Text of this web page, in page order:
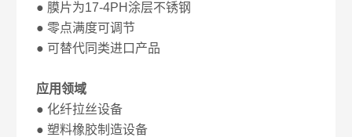
● 膜片为17-4PH涂层不锈钢
● 零点满度可调节
● 可替代同类进口产品
应用领域
● 化纤拉丝设备
● 塑料橡胶制造设备